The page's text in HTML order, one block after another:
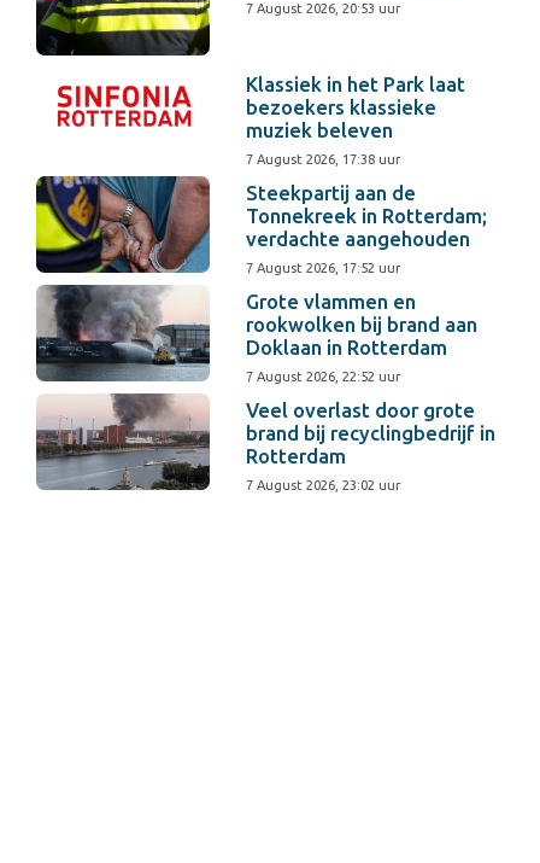
7 August 2026, 20:53 uur
Klassiek in het Park laat
bezoekers klassieke
muziek beleven
7 August 2026, 17:38 uur
Steekpartij aan de
Tonnekreek in Rotterdam;
verdachte aangehouden
7 August 2026, 17:52 uur
Grote vlammen en
rookwolken bij brand aan
Doklaan in Rotterdam
7 August 2026, 22:52 uur
Veel overlast door grote
brand bij recyclingbedrijf in
Rotterdam
7 August 2026, 23:02 uur